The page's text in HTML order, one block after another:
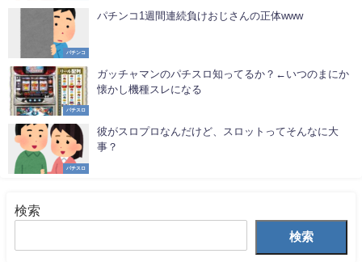
パチンコ
パチンコ1週間連続負けおじさんの正体www
パチスロ
ガッチャマンのパチスロ知ってるか？←いつのまにか
懐かし機種スレになる
パチスロ
彼がスロプロなんだけど、スロットってそんなに大
事？
検索
検索